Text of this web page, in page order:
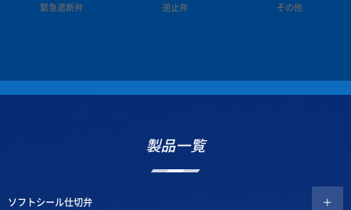
緊急遮断弁 逆止弁 その他
製品一覧
ソフトシール仕切弁